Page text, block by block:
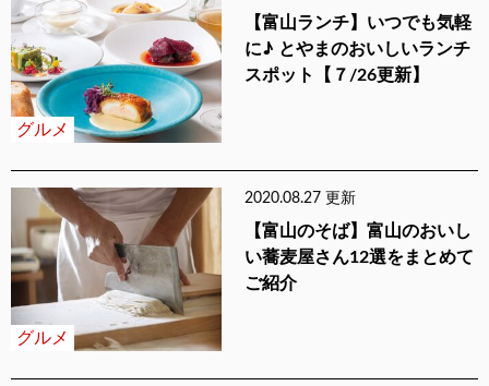
グルメ
【富山ランチ】いつでも気軽
に♪ とやまのおいしいランチ
スポット【７/26更新】
グルメ
2020.08.27 更新
【富山のそば】富山のおいし
い蕎麦屋さん12選をまとめて
ご紹介